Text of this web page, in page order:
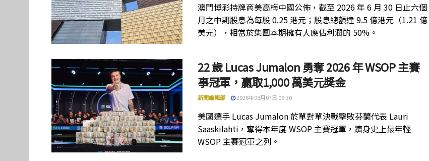
澳門博彩持牌商美高梅中國公佈，截至 2026 年 6 月 30 日止六個
月之中期股息為每股 0.25 港元；股息總額達 9.5 億港元（1.21 億
美元），相當於集團本期擁有人應佔利潤的 50%。
22 歲 Lucas Jumalon 勇奪 2026 年 WSOP 主賽
事冠軍，贏取1,000 萬美元獎金
新聞編輯部 2026年08月07日 09:30
美國選手 Lucas Jumalon 於單對單決戰擊敗芬蘭代表 Lauri
Saaskilahti，奪得本年度 WSOP 主賽冠軍，躋身史上最年輕
WSOP 主賽冠軍之列。